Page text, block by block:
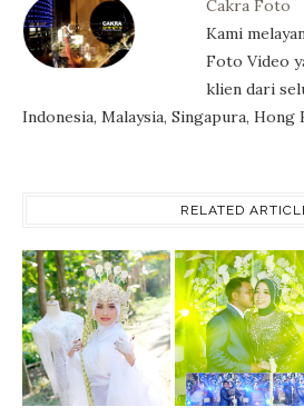
Cakra Foto
Kami
Foto Video
klien dari
Indonesia, Malaysia, Singapura, Hong
RELATED